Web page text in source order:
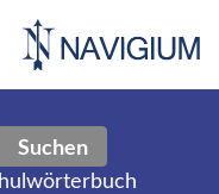
Suchen